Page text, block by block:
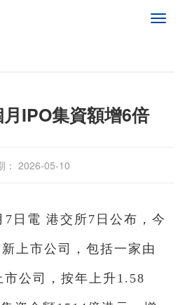
频
IPO集資額增6倍
： 2026-05-10
7日電 港交所7日公布，今
上市公司，包括一家由
公司，按年上升1.58